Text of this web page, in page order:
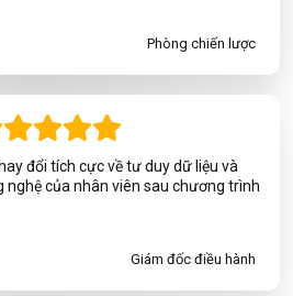
Phòng chiến lược
đổi tích cực về tư duy dữ liệu và
nghệ của nhân viên sau chương trình
Giám đốc điều hành